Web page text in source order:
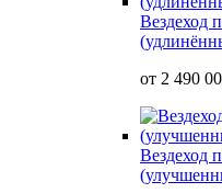
Вездеход
от 2 490
Вездеход